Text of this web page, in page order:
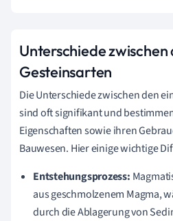
Unterschiede zwischen
Gesteinsarten
Die Unterschiede zwischen den
sind oft signifikant und
Eigenschaften sowie ihren
Bauwesen. Hier einige wichtige
Entstehungsprozess:
aus geschmolzenem Magma,
durch die Ablagerung von